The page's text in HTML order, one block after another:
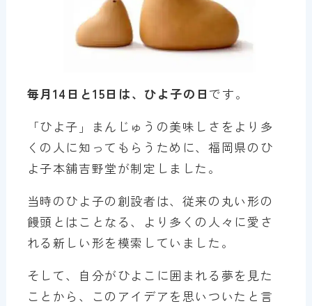
毎月14日と15日は、ひよ子の日 です。
「ひよ子」まんじゅうの美味しさをより多
くの人に知ってもらうために、福岡県のひ
よ子本舗吉野堂が制定しました。
当時のひよ子の創設者は、従来の丸い形の
饅頭とはことなる、より多くの人々に愛さ
れる新しい形を模索していました。
そして、自分がひよこに囲まれる夢を見た
ことから、このアイデアを思いついたと言